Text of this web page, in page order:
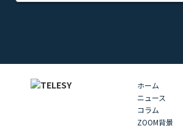
ホーム
ニュース
コラム
ZOOM背景